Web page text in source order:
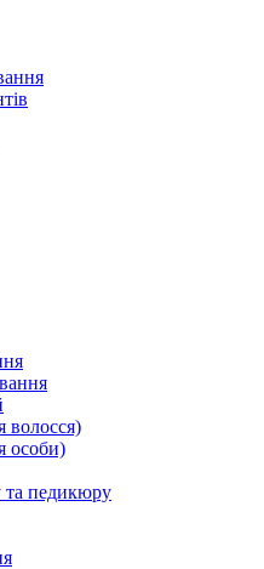
волосся)
особи)
та педикюру